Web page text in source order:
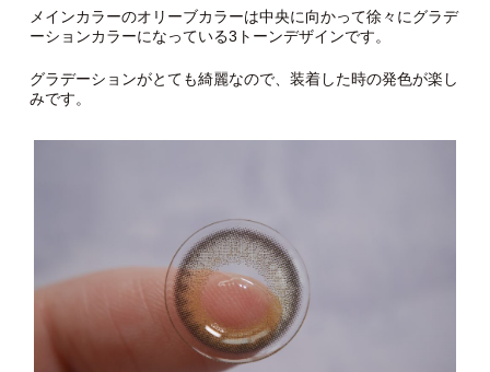
メインカラーのオリーブカラーは中央に向かって徐々にグラデ
ーションカラーになっている3トーンデザインです。
グラデーションがとても綺麗なので、装着した時の発色が楽し
みです。